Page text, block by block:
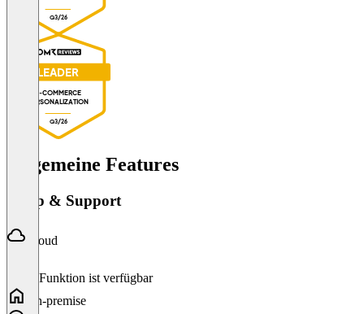
Q3/26
LEADER
E-COMMERCE
PERSONALIZATION
Q3/26
Allgemeine Features
Setup & Support
Cloud
Diese Funktion ist verfügbar
On-premise